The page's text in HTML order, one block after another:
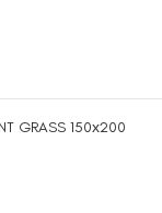
GRASS 150х200